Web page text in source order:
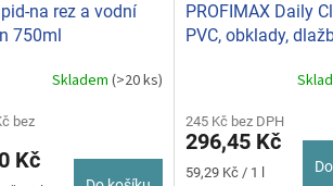
na rez a vodní
750ml
Skladem (>20 ks)
bez
Kč
PROFIMAX Daily
PVC, obklady,
245 Kč bez DPH
296,45 Kč
Měrná
59,29 Kč / 1 l